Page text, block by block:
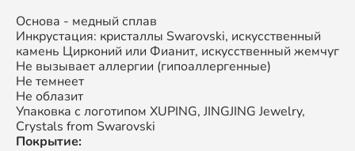
Основа - медный сплав
Инкрустация: кристаллы Swarovski, искусственный
камень Цирконий или Фианит, искусственный жемчуг
Не вызывает аллергии (гипоаллергенные)
Не темнеет
Не облазит
Упаковка с логотипом XUPING, JINGJING Jewelry,
Crystals from Swarovski
Покрытие: